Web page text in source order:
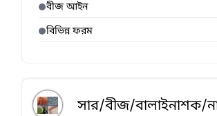
বীজ আইন
বিভিন্ন ফরম
সার/বীজ/বালাইনাশক/